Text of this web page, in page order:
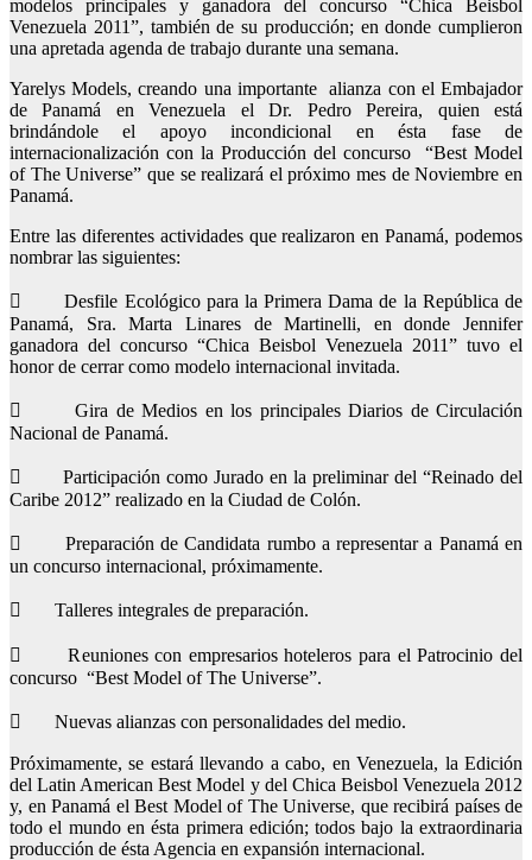
modelos principales y ganadora del concurso “Chica Beisbol
Venezuela 2011”, también de su producción; en donde cumplieron
una apretada agenda de trabajo durante una semana.
Yarelys Models, creando una importante alianza con el Embajador
de Panamá en Venezuela el Dr. Pedro Pereira, quien está
brindándole el apoyo incondicional en ésta fase de
internacionalización con la Producción del concurso “Best Model
of The Universe” que se realizará el próximo mes de Noviembre en
Panamá.
Entre las diferentes actividades que realizaron en Panamá, podemos
nombrar las siguientes:
 Desfile Ecológico para la Primera Dama de la República de
Panamá, Sra. Marta Linares de Martinelli, en donde Jennifer
ganadora del concurso “Chica Beisbol Venezuela 2011” tuvo el
honor de cerrar como modelo internacional invitada.
 Gira de Medios en los principales Diarios de Circulación
Nacional de Panamá.
 Participación como Jurado en la preliminar del “Reinado del
Caribe 2012” realizado en la Ciudad de Colón.
 Preparación de Candidata rumbo a representar a Panamá en
un concurso internacional, próximamente.
 Talleres integrales de preparación.
 Reuniones con empresarios hoteleros para el Patrocinio del
concurso “Best Model of The Universe”.
 Nuevas alianzas con personalidades del medio.
Próximamente, se estará llevando a cabo, en Venezuela, la Edición
del Latin American Best Model y del Chica Beisbol Venezuela 2012
y, en Panamá el Best Model of The Universe, que recibirá países de
todo el mundo en ésta primera edición; todos bajo la extraordinaria
producción de ésta Agencia en expansión internacional.